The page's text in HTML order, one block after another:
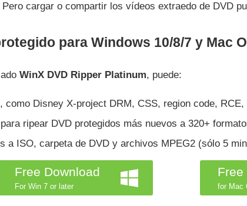
cargar o compartir los vídeos extraedo de DVD
para Windows 10/8/7 y Mac
WinX DVD Ripper Platinum, puede:
, como Disney X-project DRM, CSS, region code,
ripear DVD protegidos más nuevos a 320+
a ISO, carpeta de DVD y archivos MPEG2 (sólo 5
Free Download
For Win 7 or later
Free
for Mac